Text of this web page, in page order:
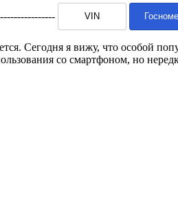
Сегодня я вижу, что особой
со смартфоном, но